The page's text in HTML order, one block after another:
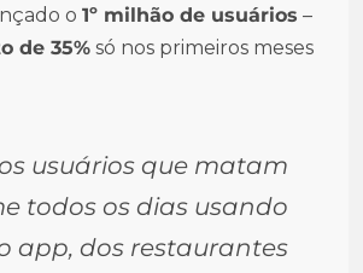
o 1º milhão de usuários –
de 35% só nos primeiros meses
usuários que matam
todos os dias usando
app, dos restaurantes